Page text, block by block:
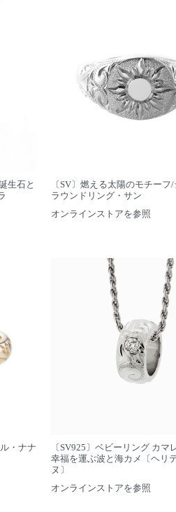
生石と
〔SV〕燃える太陽のモチーフ
ラウンドリング・サン
オンラインストアを参照
・ナナ
〔SV925〕ベビーリング カマ
幸福を運ぶ波と海カメ〔ヘリ
ヌ〕
オンラインストアを参照